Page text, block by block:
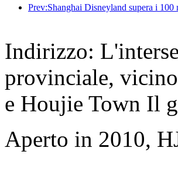
Indirizzo:
provinciale,
e Houjie Town Il
Aperto in 2010,